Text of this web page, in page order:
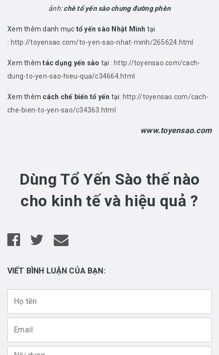
ảnh:chè tổ yến sào chưng đường phèn
Xem thêm danh mục tổ yến sào Nhật Minh tại
: http://toyensao.com/to-yen-sao-nhat-minh/265624.html
Xem thêmtác dụng yến sào tại : http://toyensao.com/cach-
dung-to-yen-sao-hieu-qua/c34664.html
Xem thêm cách chế biến tổ yến tại: http://toyensao.com/cach-
che-bien-to-yen-sao/c34363.html
www.toyensao.com
Dùng Tổ Yến Sào thế nào
cho kinh tế và hiệu quả ?
VIẾT BÌNH LUẬN CỦA BẠN: